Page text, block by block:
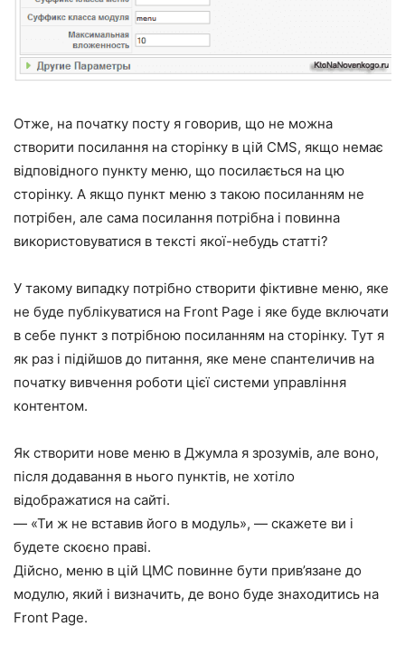
Отже, на початку посту я говорив, що не можна
створити посилання на сторінку в цій CMS, якщо немає
відповідного пункту меню, що посилається на цю
сторінку. А якщо пункт меню з такою посиланням не
потрібен, але сама посилання потрібна і повинна
використовуватися в тексті якої-небудь статті?
У такому випадку потрібно створити фіктивне меню, яке
не буде публікуватися на Front Page і яке буде включати
в себе пункт з потрібною посиланням на сторінку. Тут я
як раз і підійшов до питання, яке мене спантеличив на
початку вивчення роботи цієї системи управління
контентом.
Як створити нове меню в Джумла я зрозумів, але воно,
після додавання в нього пунктів, не хотіло
відображатися на сайті.
— «Ти ж не вставив його в модуль», — скажете ви і
будете скоєно праві.
Дійсно, меню в цій ЦМС повинне бути прив’язане до
модулю, який і визначить, де воно буде знаходитись на
Front Page.